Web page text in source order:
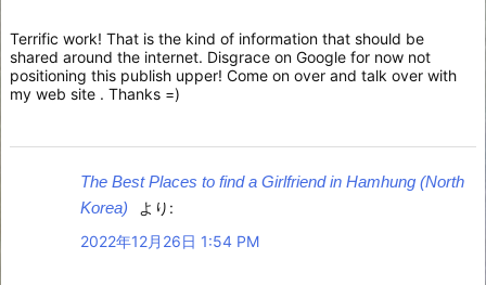
Terrific work! That is the kind of information that should be
shared around the internet. Disgrace on Google for now not
positioning this publish upper! Come on over and talk over with
my web site . Thanks =)
The Best Places to find a Girlfriend in Hamhung (North
Korea)
より:
2022年12月26日 1:54 PM